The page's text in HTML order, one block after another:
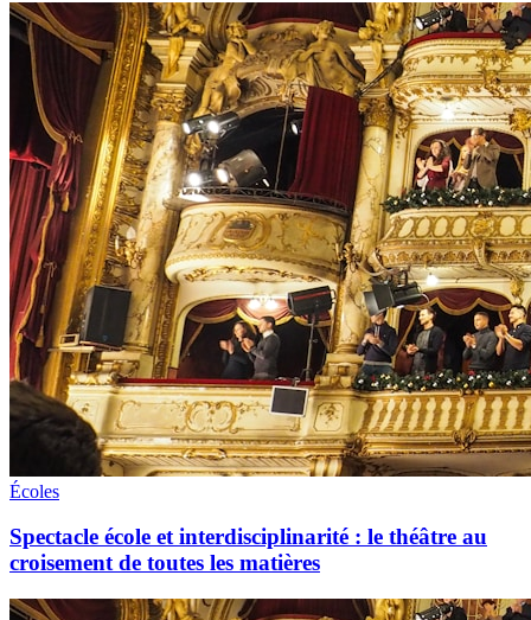
Écoles
Spectacle école et interdisciplinarité : le théâtre au
croisement de toutes les matières